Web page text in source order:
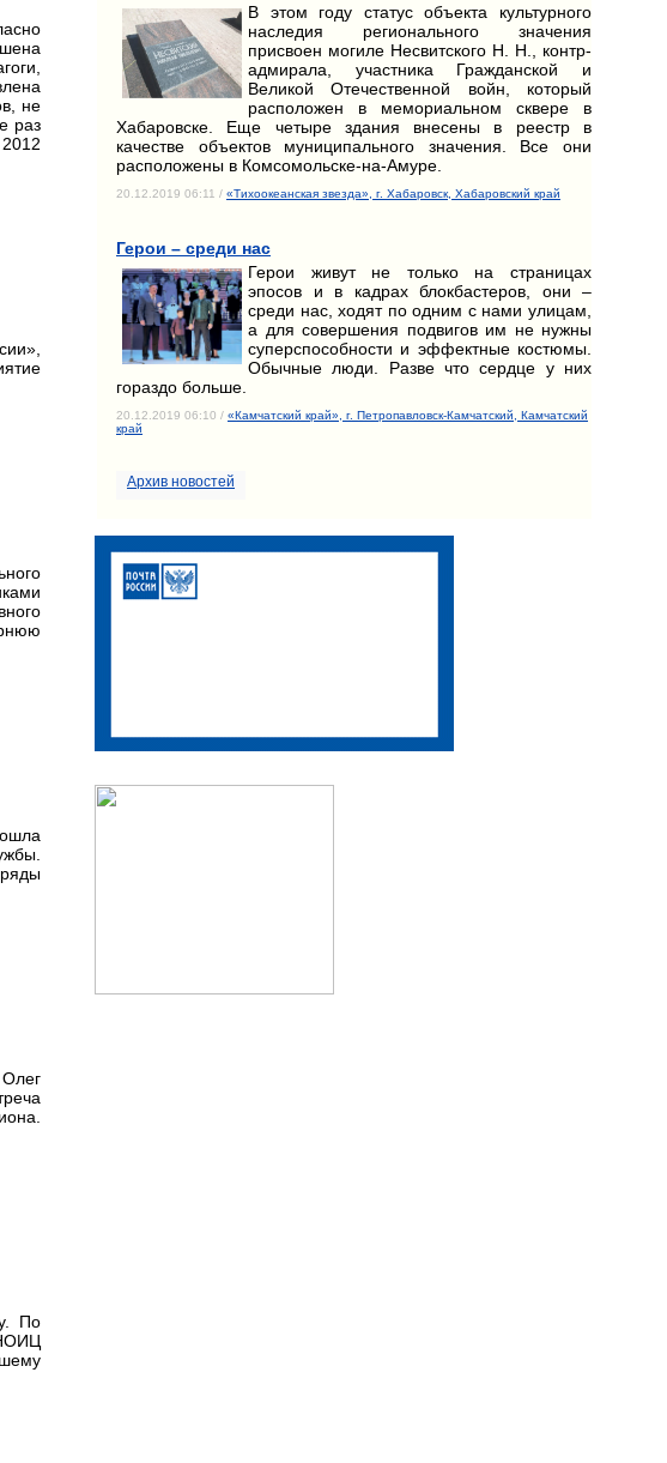
не
раз
По
В этом году статус объекта культурного
наследия регионального значения
присвоен могиле Несвитского Н. Н., контр-
адмирала, участника Гражданской и
Великой Отечественной войн, который
расположен в мемориальном сквере в
Хабаровске. Еще четыре здания внесены в реестр в
качестве объектов муниципального значения. Все они
расположены в Комсомольске-на-Амуре.
20.12.2019 06:11 / «Тихоокеанская звезда», г. Хабаровск, Хабаровский край
Герои – среди нас
Герои живут не только на страницах
эпосов и в кадрах блокбастеров, они –
среди нас, ходят по одним с нами улицам,
а для совершения подвигов им не нужны
суперспособности и эффектные костюмы.
Обычные люди. Разве что сердце у них
гораздо больше.
20.12.2019 06:10 / «Камчатский край», г. Петропавловск-Камчатский, Камчатский
край
Архив новостей